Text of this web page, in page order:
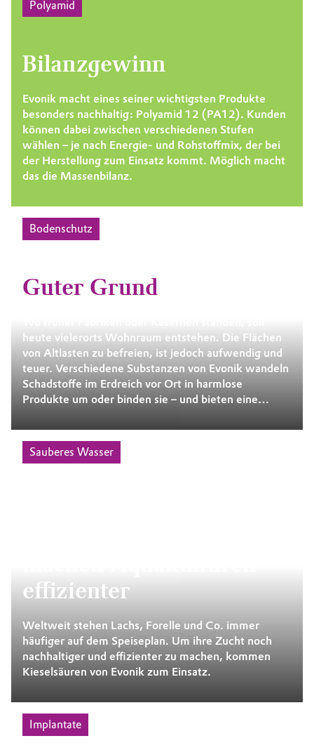
Polyamid
Bilanzgewinn
Evonik macht eines seiner wichtigsten Produkte
besonders nachhaltig: Polyamid 12 (PA12). Kunden
können dabei zwischen verschiedenen Stufen
wählen – je nach Energie- und Rohstoffmix, der bei
der Herstellung zum Einsatz kommt. Möglich macht
das die Massenbilanz.
Bodenschutz
Guter Grund
heute vielerorts Wohnraum entstehen. Die Flächen
von Altlasten zu befreien, ist jedoch aufwendig und
teuer. Verschiedene ­Substanzen von Evonik wandeln
Schadstoffe im Erdreich vor Ort in harmlose
Produkte um oder binden sie – und bieten eine
klassischen Sanierungsarten.
Sauberes Wasser
effizienter
Weltweit stehen Lachs, Forelle und Co. immer
häufiger auf dem Speiseplan. Um ihre Zucht noch
nachhaltiger und effizienter zu machen, kommen
Kieselsäuren von Evonik zum Einsatz.
Implantate